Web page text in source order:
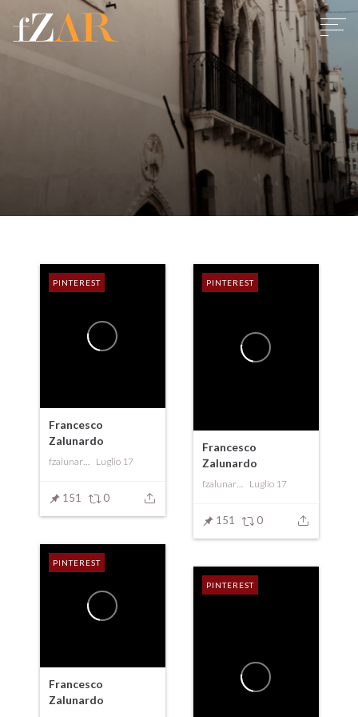
Francesco
Zalunardo
fzalunardo Luglio 17
PINTEREST
151 0
Francesco
Zalunardo
fzalunardo Luglio 17
PINTEREST
151 0
Francesco
Zalunardo
PINTEREST
PINTEREST